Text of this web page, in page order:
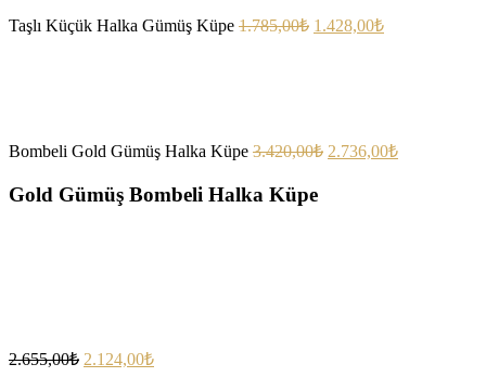
Taşlı Küçük Halka Gümüş Küpe 1.785,00₺ 1.428,00₺
Bombeli Gold Gümüş Halka Küpe 3.420,00₺ 2.736,00₺
Gold Gümüş Bombeli Halka Küpe
2.655,00₺ 2.124,00₺